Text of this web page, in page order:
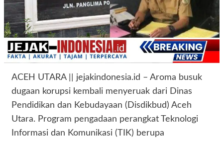
ACEH UTARA || jejakindonesia.id – Aroma busuk
dugaan korupsi kembali menyeruak dari Dinas
Pendidikan dan Kebudayaan (Disdikbud) Aceh
Utara. Program pengadaan perangkat Teknologi
Informasi dan Komunikasi (TIK) berupa